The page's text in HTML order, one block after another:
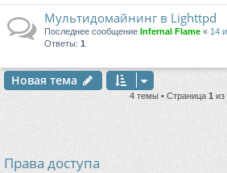
Мультидомайнинг в Lighttpd
Последнее сообщение Infernal Flame « 14
Ответы: 1
Новая тема
4 темы • Страница 1из
Права доступа